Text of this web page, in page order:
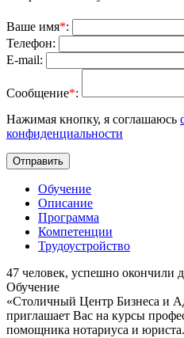
Ваше имя*:
Телефон:
E-mail:
Сообщение*:
Нажимая кнопку, я соглашаюсь
конфиденциальности
Отправить
Обучение
Описание
Программа
Компетенции
Трудоустройство
47 человек, успешно окончили
Обучение
«Столичный Центр Бизнеса и
приглашает Вас на курсы
помощника нотариуса и юриста.